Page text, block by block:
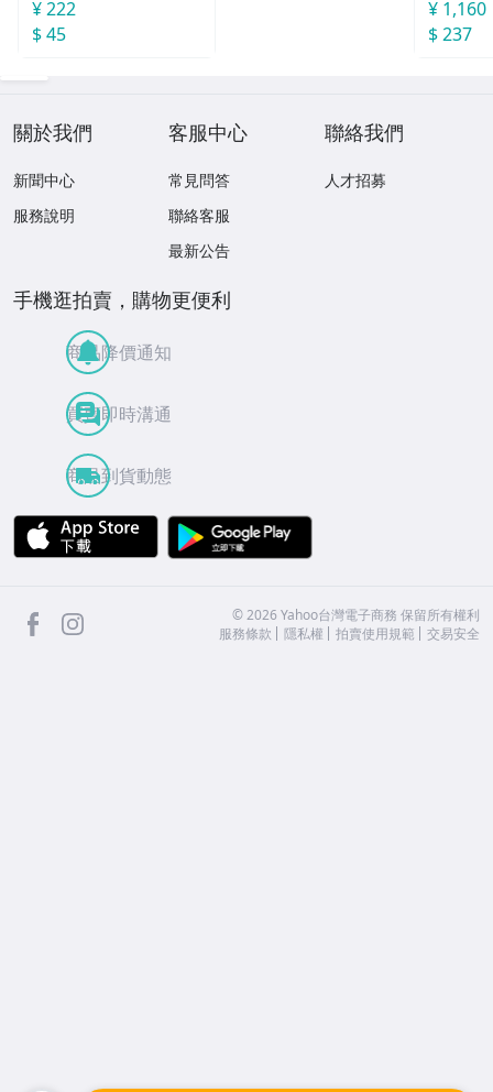
¥ 222
$ 45
¥ 1,160
$ 237
關於我們
新聞中心
服務說明
客服中心
常見問答
聯絡客服
最新公告
聯絡我們
人才招募
手機逛拍賣，購物更便利
商品降價通知
買賣即時溝通
商品到貨動態
APP Store
facebook ©2026 Yahoo台灣電子商務 保留所有權利
服務條款
隱私權 拍賣使用規範 交易安全